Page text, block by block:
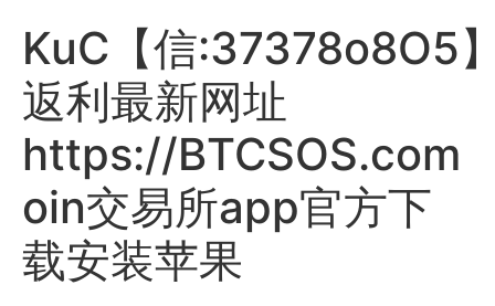
KuC【信:37378o8O5
返利最新网址
https://BTCSOS.com
oin交易所app官方下
载安装苹果